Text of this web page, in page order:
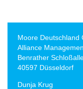
Moore Deutschland
Alliance
Benrather
40597 Düsseldorf
Dunja Krug